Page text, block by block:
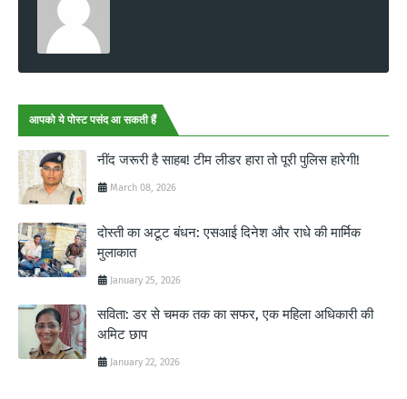
आपको ये पोस्ट पसंद आ सकती हैं
नींद जरूरी है साहब! टीम लीडर हारा तो पूरी पुलिस हारेगी!
March 08, 2026
दोस्ती का अटूट बंधन: एसआई दिनेश और राधे की मार्मिक
मुलाकात
January 25, 2026
सविता: डर से चमक तक का सफर, एक महिला अधिकारी की
अमिट छाप
January 22, 2026